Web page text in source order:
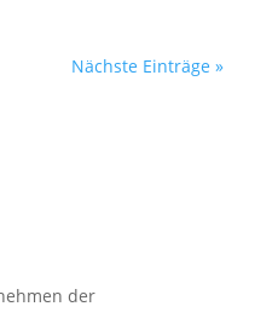
Nächste Einträge »
der